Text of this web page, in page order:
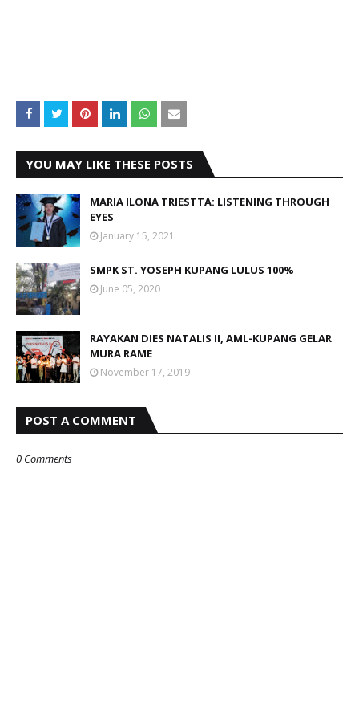
YOU MAY LIKE THESE POSTS
MARIA ILONA TRIESTTA: LISTENING THROUGH
EYES
January 15, 2021
SMPK ST. YOSEPH KUPANG LULUS 100%
June 05, 2020
RAYAKAN DIES NATALIS II, AML-KUPANG GELAR
MURA RAME
November 17, 2019
POST A COMMENT
0 Comments